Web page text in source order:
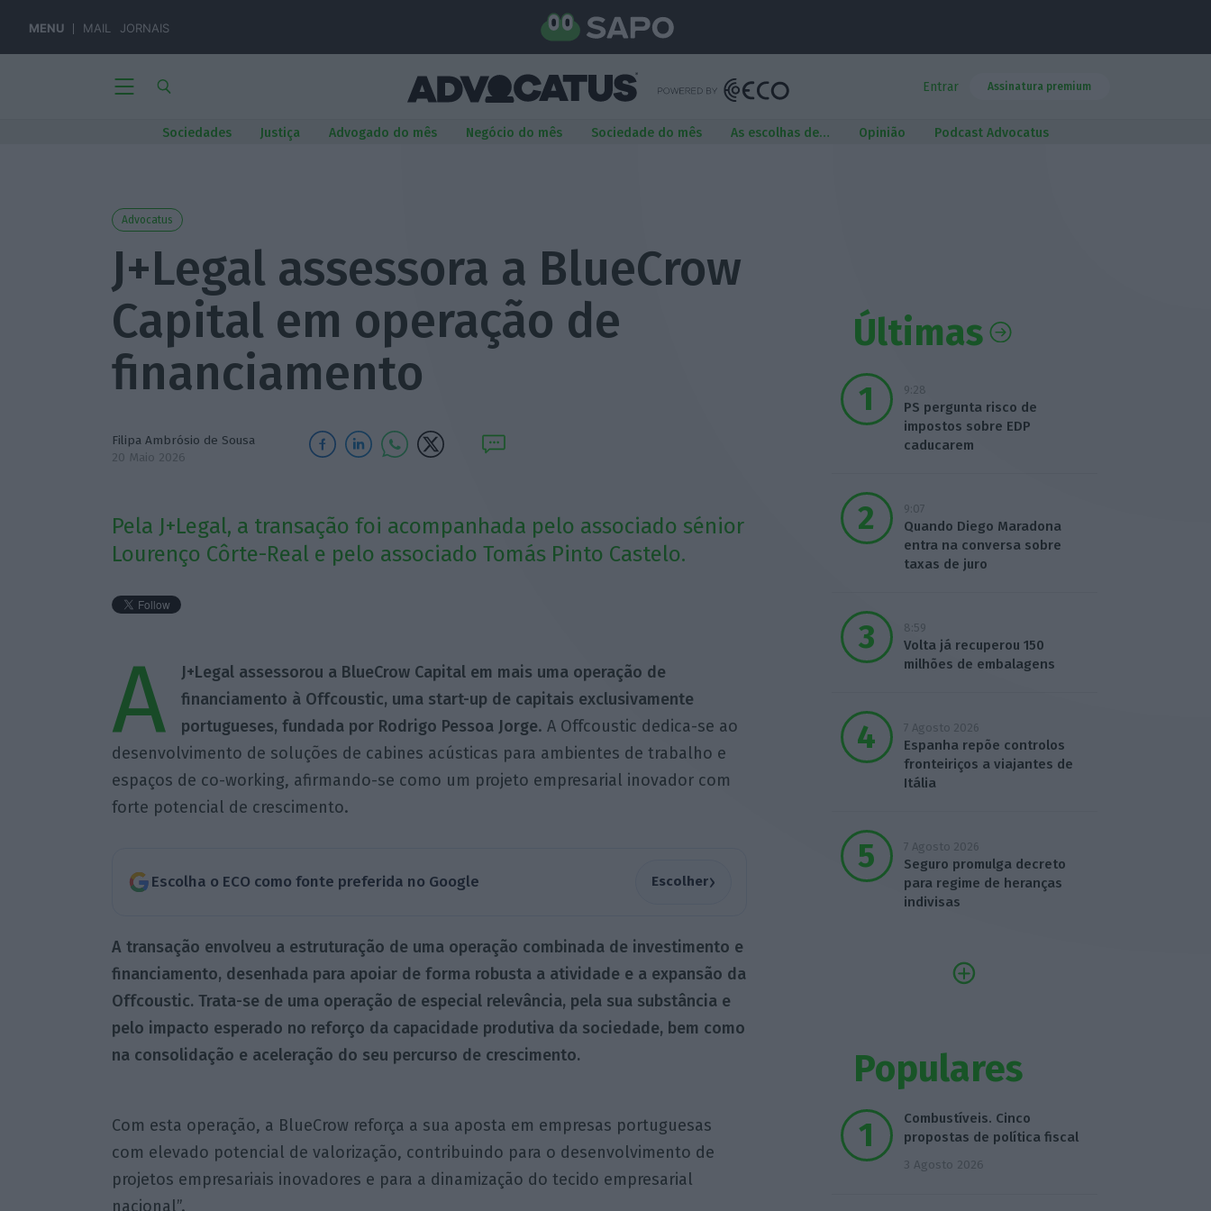
MENU MAIL JORNAIS
Entrar Assinatura premium
Sociedades Justiça Advogado do mês Negócio do mês Sociedade do mês As escolhas de… Opinião Podcast Advocatus
Advocatus
J+Legal assessora a BlueCrow
Capital em operação de
financiamento
Filipa Ambrósio de Sousa
20 Maio 2026
Pela J+Legal, a transação foi acompanhada pelo associado sénior
Lourenço Côrte-Real e pelo associado Tomás Pinto Castelo.
A
J+Legal assessorou a BlueCrow Capital em mais uma operação de
financiamento à Offcoustic, uma start-up de capitais exclusivamente
portugueses, fundada por Rodrigo Pessoa Jorge. A Offcoustic dedica-se ao
desenvolvimento de soluções de cabines acústicas para ambientes de trabalho e
espaços de co-working, afirmando-se como um projeto empresarial inovador com
forte potencial de crescimento.
Escolha o ECO como fonte preferida no Google Escolher›
A transação envolveu a estruturação de uma operação combinada de investimento e
financiamento, desenhada para apoiar de forma robusta a atividade e a expansão da
Offcoustic. Trata-se de uma operação de especial relevância, pela sua substância e
pelo impacto esperado no reforço da capacidade produtiva da sociedade, bem como
na consolidação e aceleração do seu percurso de crescimento.
Com esta operação, a BlueCrow reforça a sua aposta em empresas portuguesas
com elevado potencial de valorização, contribuindo para o desenvolvimento de
projetos empresariais inovadores e para a dinamização do tecido empresarial
nacional”.
Últimas
9:28
PS pergunta risco de
impostos sobre EDP
caducarem
9:07
Quando Diego Maradona
entra na conversa sobre
taxas de juro
8:59
Volta já recuperou 150
milhões de embalagens
7 Agosto 2026
Espanha repõe controlos
fronteiriços a viajantes de
Itália
7 Agosto 2026
Seguro promulga decreto
para regime de heranças
indivisas
Populares
Combustíveis. Cinco
propostas de política fiscal
3 Agosto 2026